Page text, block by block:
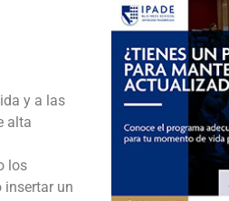
y a las
alta
los
insertar un